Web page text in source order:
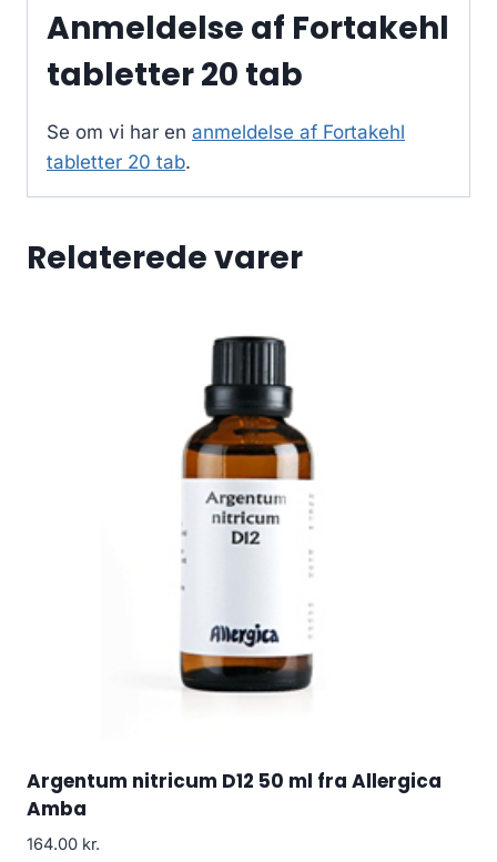
Anmeldelse af Fortakehl
tabletter 20 tab
Se om vi har en anmeldelse af Fortakehl
tabletter 20 tab.
Relaterede varer
Argentum nitricum D12 50 ml fra Allergica
Amba
164.00 kr.